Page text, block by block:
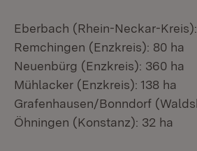
Eberbach (Rhein-Neckar-
Remchingen (Enzkreis): 80 ha
Neuenbürg (Enzkreis): 360 ha
Mühlacker (Enzkreis): 138 ha
Grafenhausen/Bonndorf
Öhningen (Konstanz): 32 ha